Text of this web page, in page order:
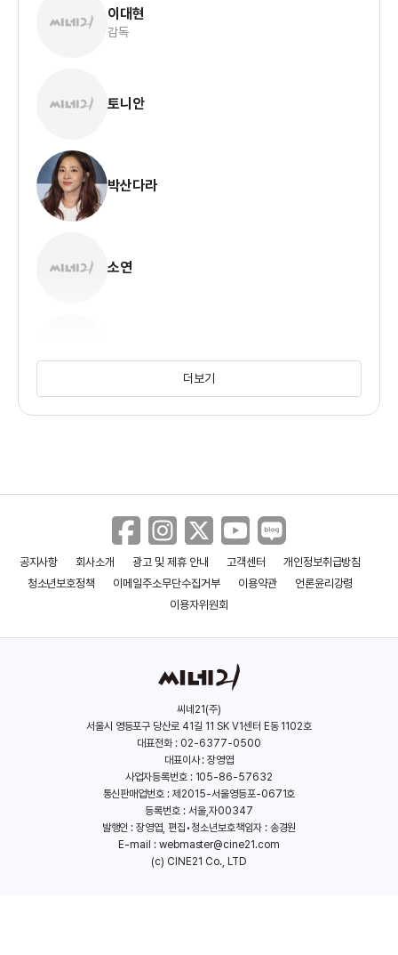
이대현
감독
토니안
박산다라
소연
정민규
더보기
공지사항 회사소개 광고 및 제휴 안내 고객센터
개인정보취급방침
청소년보호정책
이메일주소무단수집거부 이용약관
언론윤리강령
이용자위원회
씨네21(주)
서울시 영등포구 당산로 41길 11 SK V1센터 E동 1102호
대표전화 : 02-6377-0500
대표이사 : 장영엽
사업자등록번호 : 105-86-57632
통신판매업번호 : 제2015-서울영등포-0671호
등록번호 : 서울,자00347
발행인 : 장영엽, 편집•청소년보호책임자 : 송경원
E-mail : webmaster@cine21.com
(c) CINE21 Co., LTD